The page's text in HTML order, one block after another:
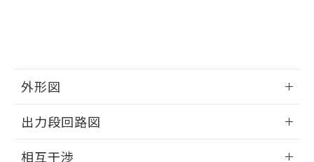
外形図
外形図
出力段回路図
相互干渉
※当社の共同利用者とは、"個人情報
※本証明書は発行日時点で非含有を証明す
るもので、過去に遡って非含有を証明する
ものではありません。
また、RoHS指令のフタル酸エステル類４
物質の対応では、対応完了までの期間は出